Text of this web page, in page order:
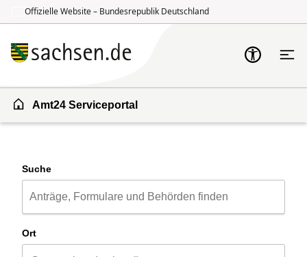
Offizielle Website – Bundesrepublik Deutschland
Amt24 Serviceportal
Suche
Ort